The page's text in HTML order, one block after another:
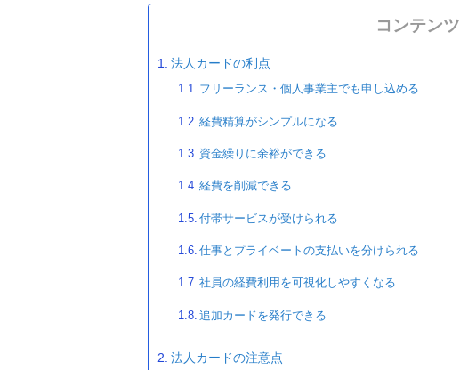
コンテンツ
法人カードの利点
フリーランス・個人事業主でも申し込める
経費精算がシンプルになる
資金繰りに余裕ができる
経費を削減できる
付帯サービスが受けられる
仕事とプライベートの支払いを分けられる
社員の経費利用を可視化しやすくなる
追加カードを発行できる
法人カードの注意点